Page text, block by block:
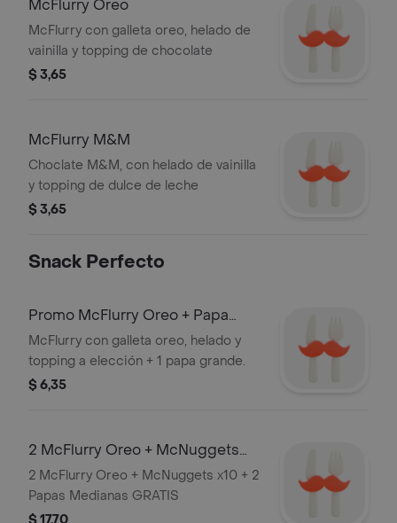
McFlurry Oreo
McFlurry con galleta oreo, helado de
vainilla y topping de chocolate
$ 3,65
McFlurry M&M
Choclate M&M, con helado de vainilla
y topping de dulce de leche
$ 3,65
Snack Perfecto
Promo McFlurry Oreo + Papa
Grande
McFlurry con galleta oreo, helado y
topping a elección + 1 papa grande.
$ 6,35
2 McFlurry Oreo + McNuggets
x10 + 2 Papas Medianas GRATIS
2 McFlurry Oreo + McNuggets x10 + 2
Papas Medianas GRATIS